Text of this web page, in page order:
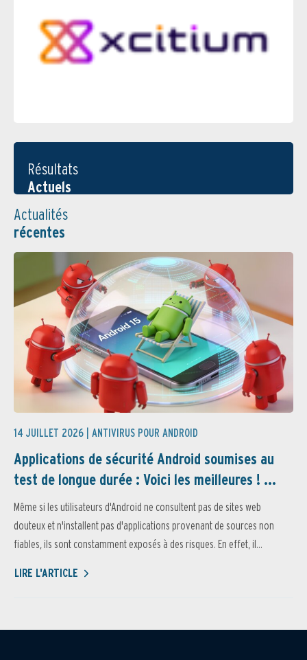
Résultats
Actuels
Actualités
récentes
14 JUILLET 2026 | ANTIVIRUS POUR ANDROID
Applications de sécurité Android soumises au
test de longue durée : Voici les meilleures ! ...
Même si les utilisateurs d'Android ne consultent pas de sites web
douteux et n'installent pas d'applications provenant de sources non
fiables, ils sont constamment exposés à des risques. En effet, il...
LIRE L'ARTICLE